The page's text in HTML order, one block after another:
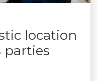
location
parties